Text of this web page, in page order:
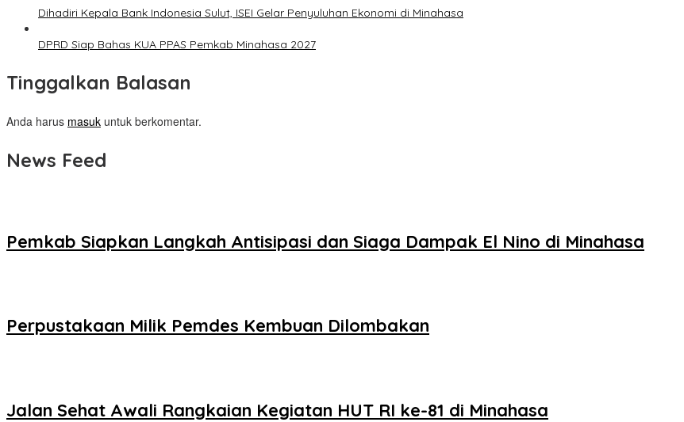
Dihadiri Kepala Bank Indonesia Sulut, ISEI Gelar Penyuluhan Ekonomi di Minahasa
DPRD Siap Bahas KUA PPAS Pemkab Minahasa 2027
Tinggalkan Balasan
Anda harus masuk untuk berkomentar.
News Feed
Pemkab Siapkan Langkah Antisipasi dan Siaga Dampak El Nino di Minahasa
Perpustakaan Milik Pemdes Kembuan Dilombakan
Jalan Sehat Awali Rangkaian Kegiatan HUT RI ke-81 di Minahasa